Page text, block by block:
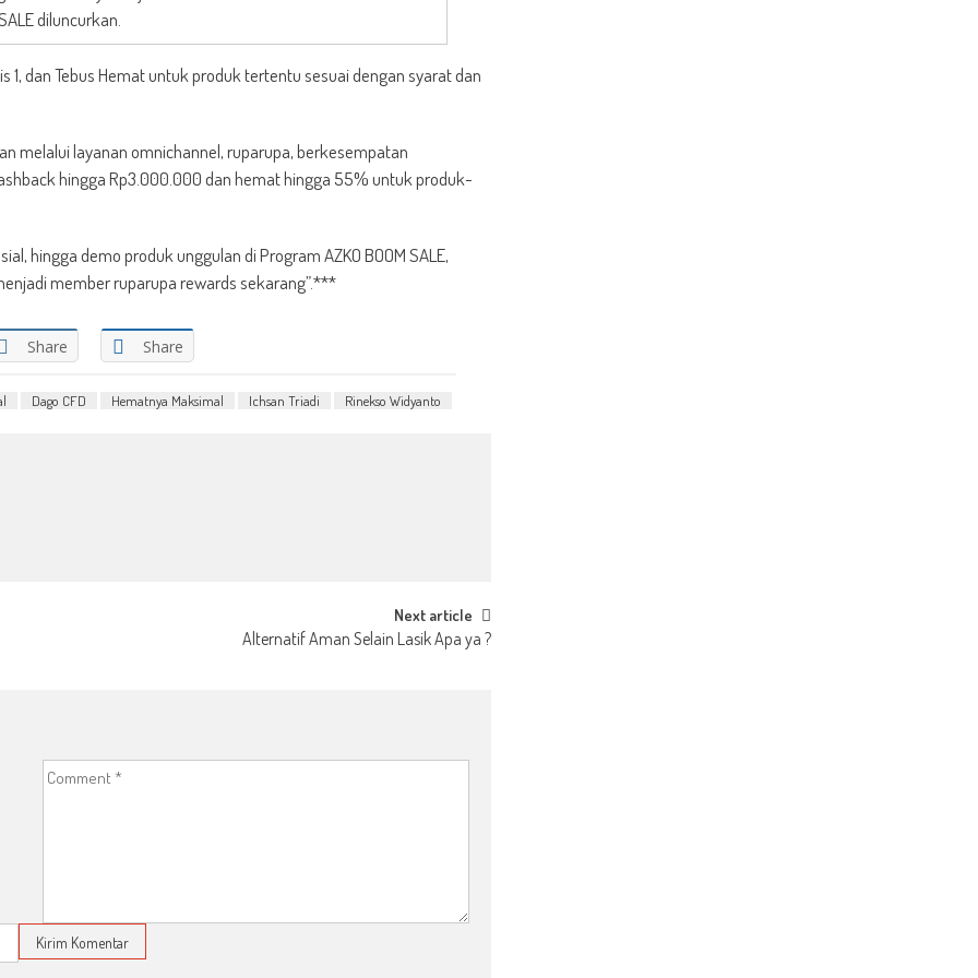
diluncurkan.
dan Tebus Hemat untuk produk tertentu sesuai dengan syarat dan
melalui layanan omnichannel, ruparupa, berkesempatan
hingga Rp3.000.000 dan hemat hingga 55% untuk produk-
hingga demo produk unggulan di Program AZKO BOOM SALE,
member ruparupa rewards sekarang”.***
Share Share
Dago CFD Hematnya Maksimal Ichsan Triadi Rinekso Widyanto
Next article
Alternatif Aman Selain Lasik Apa ya ?